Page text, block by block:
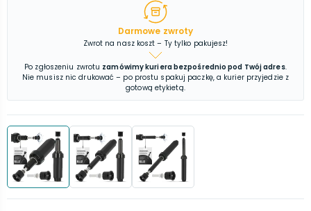
Darmowe zwroty
Zwrot na nasz koszt – Ty tylko pakujesz!
Po zgłoszeniu zwrotu zamówimy kuriera bezpośrednio pod Twój adres.
Nie musisz nic drukować – po prostu spakuj paczkę, a kurier przyjedzie z
gotową etykietą.